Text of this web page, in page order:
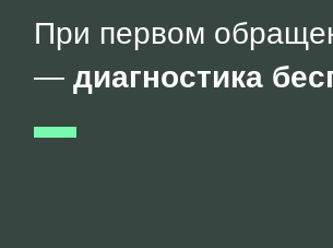
При первом
— диагностика